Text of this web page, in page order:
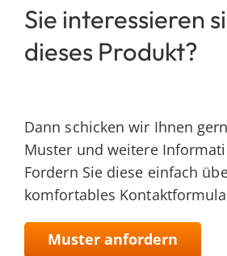
Service
nach:
Sie interessieren
dieses Produkt?
Dann schicken wir Ihnen
Muster und weitere
Fordern Sie diese einfach
komfortables
Muster anfordern